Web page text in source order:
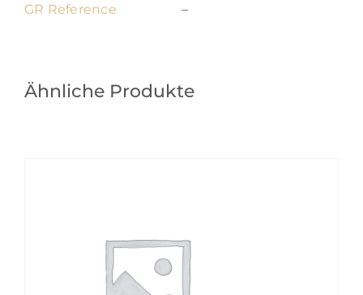
GR Reference
–
Ähnliche Produkte